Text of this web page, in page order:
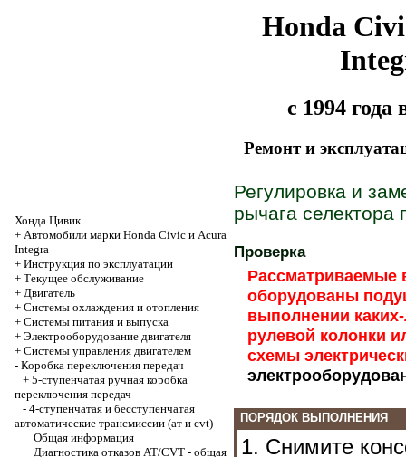
Honda
с 1994 года
Ремонт и
Хонда Цивик
+ Автомобили марки Honda Civic и Acura
Integra
+ Инструкция по эксплуатации
+ Текущее обслуживание
+ Двигатель
+ Системы охлаждения и отопления
+ Системы питания и выпуска
+ Электрооборудование двигателя
+ Системы управления двигателем
- Коробка переключения передач
+ 5-ступенчатая ручная коробка
переключения передач
- 4-ступенчатая и бесступенчатая
автоматические трансмиссии (ат и cvt)
Общая информация
Диагностика отказов АТ/CVT - общая
Регулировка и
рычага селектора
Проверка
Рассматриваемые
оборудованы
выполнении
рулевой колонки
схемы
ПОРЯДОК ВЫПОЛНЕНИЯ
1. Снимите